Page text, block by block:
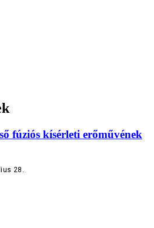
fúziós kísérleti erőművének
28.